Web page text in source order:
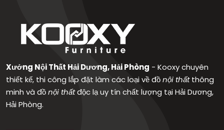
Xưởng Nội Thất Hải Dương, Hải Phòng - Kooxy chuyên
thiết kế, thi công lắp đặt làm các loại về đồnội thấtthông
minh và đồnội thấtđộc lạ uy tín chất lượng tại Hải Dương,
Hải Phòng.